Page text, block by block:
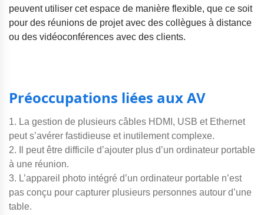
peuvent utiliser cet espace de manière flexible, que ce soit
pour des réunions de projet avec des collègues à distance
ou des vidéoconférences avec des clients.
Préoccupations liées aux AV
1. La gestion de plusieurs câbles HDMI, USB et Ethernet
peut s’avérer fastidieuse et inutilement complexe.
2. Il peut être difficile d’ajouter plus d’un ordinateur portable
à une réunion.
3. L’appareil photo intégré d’un ordinateur portable n’est
pas conçu pour capturer plusieurs personnes autour d’une
table.